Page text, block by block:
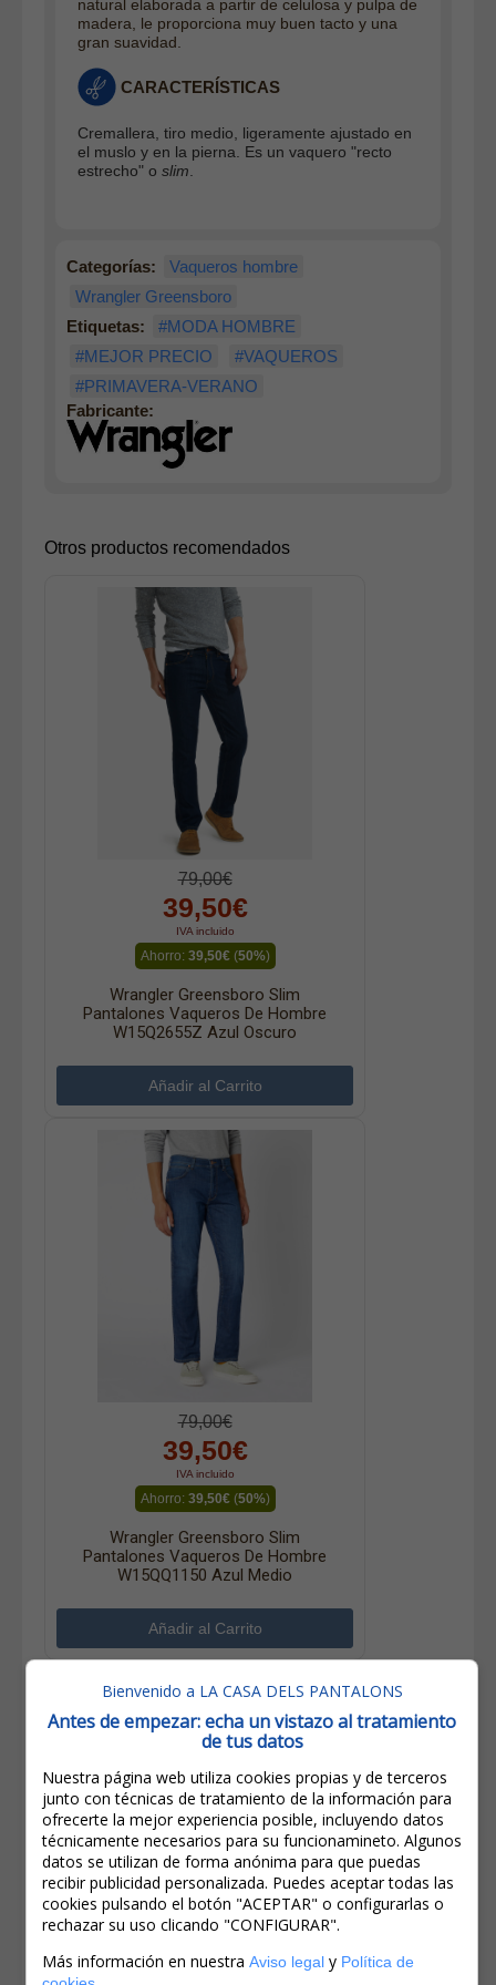
natural elaborada a partir de celulosa y pulpa de
madera, le proporciona muy buen tacto y una
gran suavidad.
CARACTERÍSTICAS
Cremallera, tiro medio, ligeramente ajustado en
el muslo y en la pierna. Es un vaquero "recto
estrecho" o slim.
Categorías:
Vaqueros hombre
Wrangler Greensboro
Etiquetas:
#MODA HOMBRE
#MEJOR PRECIO
#VAQUEROS
#PRIMAVERA-VERANO
Fabricante:
Otros productos recomendados
79,00€
39,50€
IVA incluido
Ahorro: 39,50€(50%)
Wrangler Greensboro Slim
Pantalones Vaqueros De Hombre
W15Q2655Z Azul Oscuro
79,00€
39,50€
IVA incluido
Ahorro: 39,50€(50%)
Wrangler Greensboro Slim
Pantalones Vaqueros De Hombre
W15QQ1150 Azul Medio
79,00€
Bienvenido a LA CASA DELS PANTALONS
Antes de empezar: echa un vistazo al tratamiento
de tus datos
Nuestra página web utiliza cookies propias y de terceros
junto con técnicas de tratamiento de la información para
ofrecerte la mejor experiencia posible, incluyendo datos
técnicamente necesarios para su funcionamineto. Algunos
datos se utilizan de forma anónima para que puedas
recibir publicidad personalizada. Puedes aceptar todas las
cookies pulsando el botón "ACEPTAR" o configurarlas o
rechazar su uso clicando "CONFIGURAR".
Más información en nuestra Aviso legaly Política de